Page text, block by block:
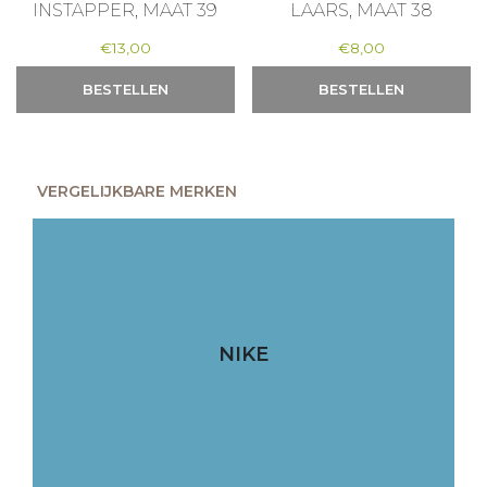
INSTAPPER, MAAT 39
€13,00
BESTELLEN
LAARS, MAAT 38
€8,00
BESTELLEN
VERGELIJKBARE MERKEN
NIKE